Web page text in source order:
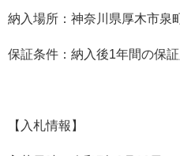
納入場所：神奈川県厚木市泉
保証条件：納入後1年間の保
【入札情報】